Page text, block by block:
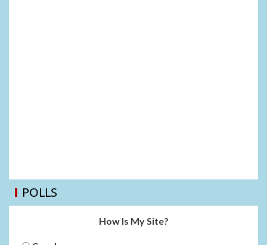
POLLS
How Is My Site?